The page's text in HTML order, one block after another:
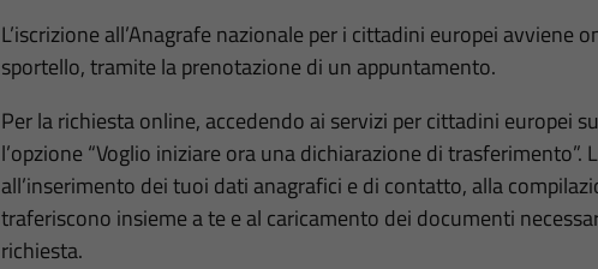
L’iscrizione all’Anagrafe nazionale per i cittadini europei avviene
sportello, tramite la prenotazione di un appuntamento.
Per la richiesta online, accedendo ai servizi per cittadini europei
l’opzione “Voglio iniziare ora una dichiarazione di trasferimento”.
all’inserimento dei tuoi dati anagrafici e di contatto, alla
traferiscono insieme a te e al caricamento dei documenti
richiesta.